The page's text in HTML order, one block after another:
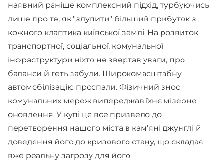
наявний раніше комплексний підхід, турбуючись
лише про те, як "злупити" більший прибуток з
кожного клаптика київської землі. На розвиток
транспортної, соціальної, комунальної
інфраструктури ніхто не звертав уваги, про
баланси й геть забули. Широкомасштабну
автомобілізацію проспали. Фізичний знос
комунальних мереж випереджав їхнє мізерне
оновлення. У купі це все призвело до
перетворення нашого міста в кам'яні джунглі й
доведення його до кризового стану, що складає
вже реальну загрозу для його